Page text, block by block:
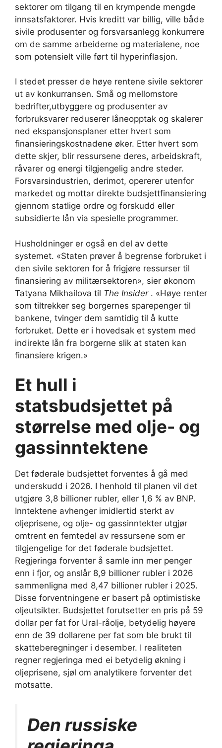
sektorer om tilgang til en krympende mengde
innsatsfaktorer. Hvis kreditt var billig, ville både
sivile produsenter og forsvarsanlegg konkurrere
om de samme arbeiderne og materialene, noe
som potensielt ville ført til hyperinflasjon.
I stedet presser de høye rentene sivile sektorer
ut av konkurransen. Små og mellomstore
bedrifter,utbyggere og produsenter av
forbruksvarer reduserer låneopptak og skalerer
ned ekspansjonsplaner etter hvert som
finansieringskostnadene øker. Etter hvert som
dette skjer, blir ressursene deres, arbeidskraft,
råvarer og energi tilgjengelig andre steder.
Forsvarsindustrien, derimot, opererer utenfor
markedet og mottar direkte budsjettfinansiering
gjennom statlige ordre og forskudd eller
subsidierte lån via spesielle programmer.
Husholdninger er også en del av dette
systemet. «Staten prøver å begrense forbruket i
den sivile sektoren for å frigjøre ressurser til
finansiering av militærsektoren», sier økonom
Tatyana Mikhailova til The Insider. «Høye renter
som tiltrekker seg borgernes sparepenger til
bankene, tvinger dem samtidig til å kutte
forbruket. Dette er i hovedsak et system med
indirekte lån fra borgerne slik at staten kan
finansiere krigen.»
Et hull i
statsbudsjettet på
størrelse med olje- og
gassinntektene
Det føderale budsjettet forventes å gå med
underskudd i 2026. I henhold til planen vil det
utgjøre 3,8 billioner rubler, eller 1,6 % av BNP.
Inntektene avhenger imidlertid sterkt av
oljeprisene, og olje- og gassinntekter utgjør
omtrent en femtedel av ressursene som er
tilgjengelige for det føderale budsjettet.
Regjeringa forventer å samle inn mer penger
enn i fjor, og anslår 8,9 billioner rubler i 2026
sammenligna med 8,47 billioner rubler i 2025.
Disse forventningene er basert på optimistiske
oljeutsikter. Budsjettet forutsetter en pris på 59
dollar per fat for Ural-råolje, betydelig høyere
enn de 39 dollarene per fat som ble brukt til
skatteberegninger i desember. I realiteten
regner regjeringa med ei betydelig økning i
oljeprisene, sjøl om analytikere forventer det
motsatte.
Den russiske